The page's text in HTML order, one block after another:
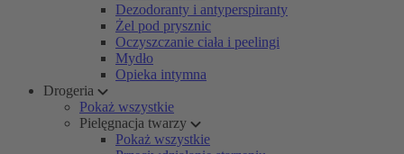
Dezodoranty i antyperspiranty
Żel pod prysznic
Oczyszczanie ciała i peelingi
Mydło
Opieka intymna
Drogeria
Pokaż wszystkie
Pielęgnacja twarzy
Pokaż wszystkie